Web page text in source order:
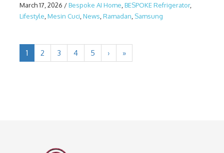
March 17, 2026 /Bespoke AI Home BESPOKE Refrigerator,
Lifestyle Mesin Cuci News Ramadan Samsung
1 2 3 4 5 › »